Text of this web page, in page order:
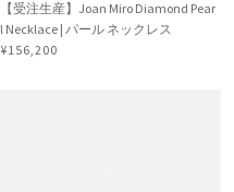
【受注生産】Joan Miro Diamond Pear
l Necklace | パール ネックレス
¥156,200